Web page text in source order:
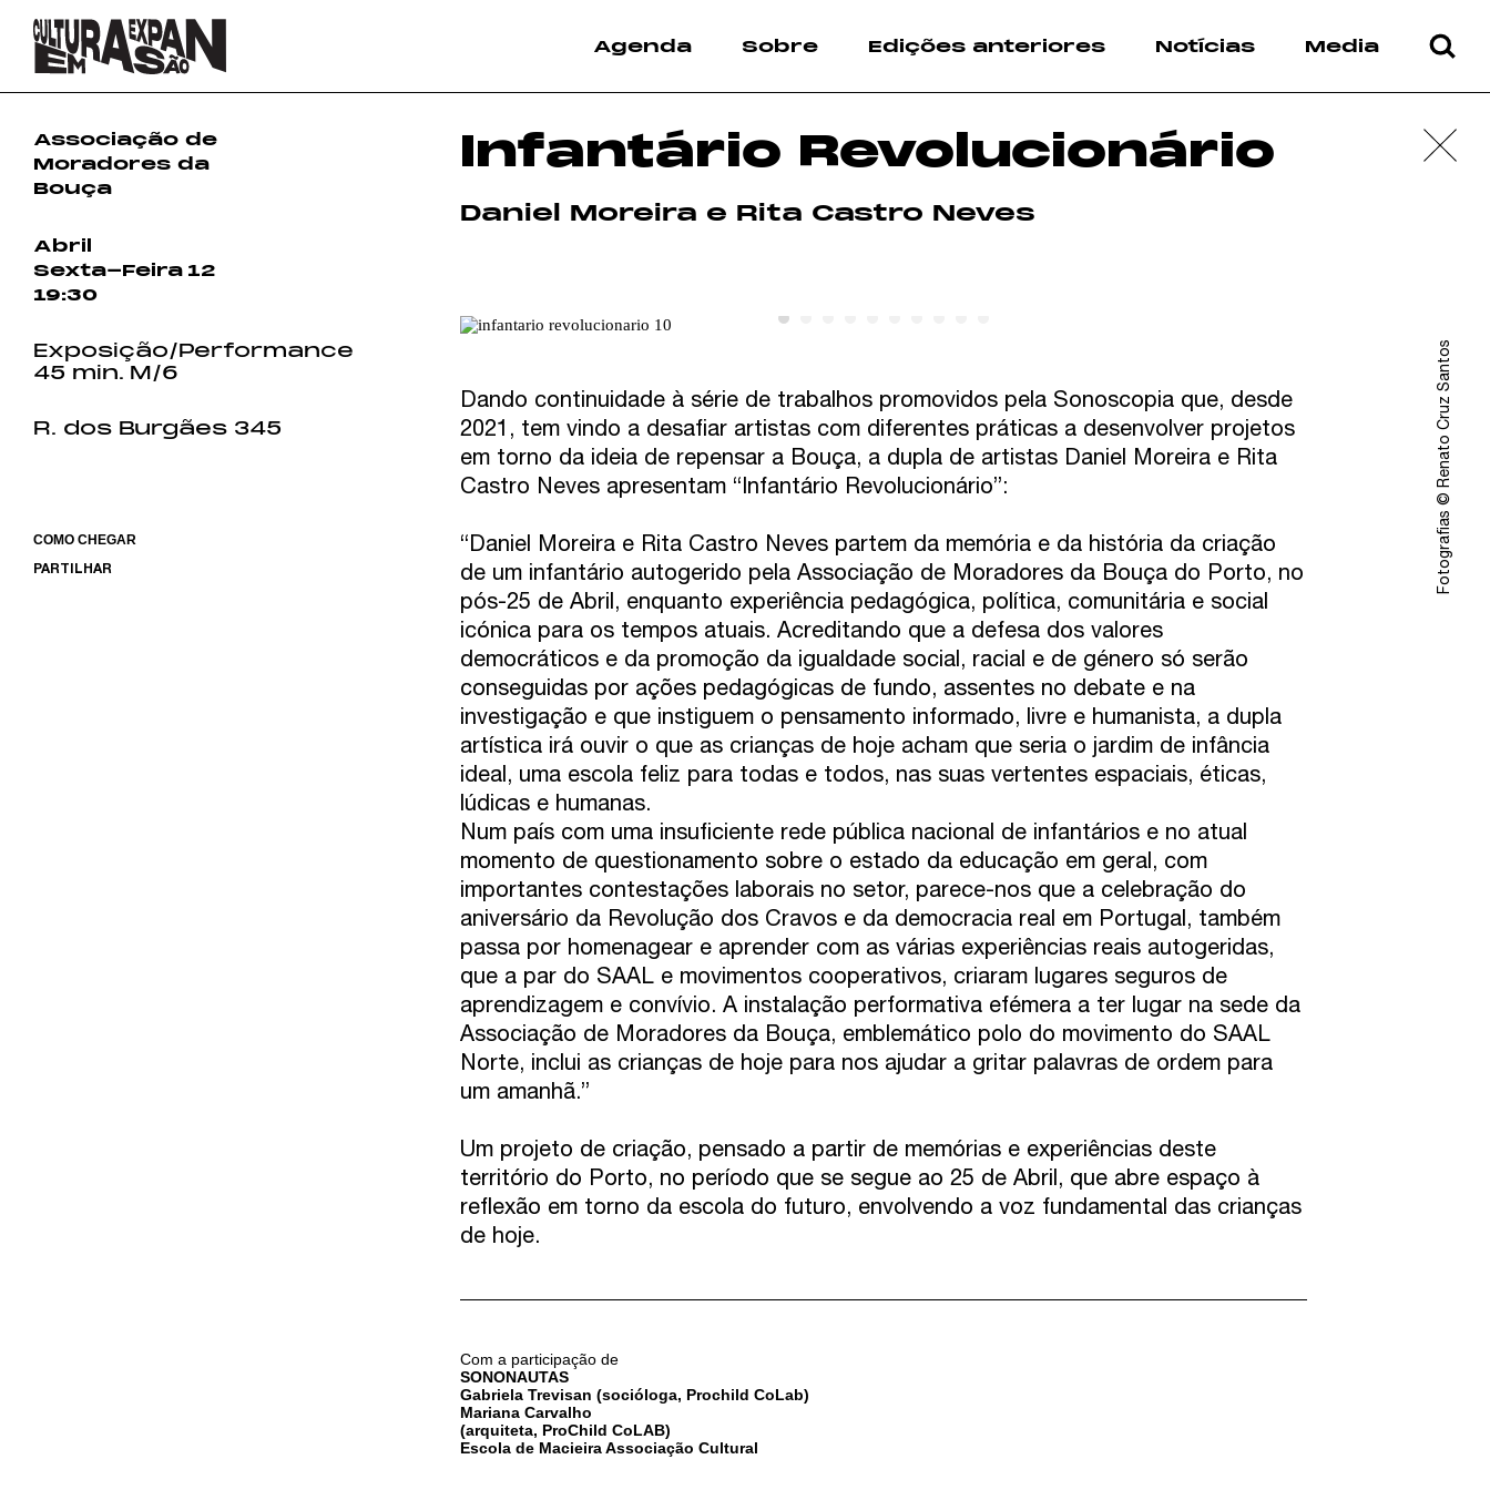
Agenda Sobre Edições anteriores Notícias Media
Associação de
Moradores da
Bouça
Abril
Sexta-Feira 12
19:30
Exposição/​Performance
45 min. M/6
R. dos Burgães 345
COMO CHEGAR
PARTILHAR
Infantário Revolucionário
Daniel Moreira e Rita Castro Neves
Dando continuidade à série de trabalhos promovidos pela Sonoscopia que, desde
2021, tem vindo a desafiar artistas com diferentes práticas a desenvolver projetos
em torno da ideia de repensar a Bouça, a dupla de artistas Daniel Moreira e Rita
Castro Neves apresentam “Infantário Revolucionário”:
“Daniel Moreira e Rita Castro Neves partem da memória e da história da criação
de um infantário autogerido pela Associação de Moradores da Bouça do Porto, no
pós-25 de Abril, enquanto experiência pedagógica, política, comunitária e social
icónica para os tempos atuais. Acreditando que a defesa dos valores
democráticos e da promoção da igualdade social, racial e de género só serão
conseguidas por ações pedagógicas de fundo, assentes no debate e na
investigação e que instiguem o pensamento informado, livre e humanista, a dupla
artística irá ouvir o que as crianças de hoje acham que seria o jardim de infância
ideal, uma escola feliz para todas e todos, nas suas vertentes espaciais, éticas,
lúdicas e humanas.
Num país com uma insuficiente rede pública nacional de infantários e no atual
momento de questionamento sobre o estado da educação em geral, com
importantes contestações laborais no setor, parece-nos que a celebração do
aniversário da Revolução dos Cravos e da democracia real em Portugal, também
passa por homenagear e aprender com as várias experiências reais autogeridas,
que a par do SAAL e movimentos cooperativos, criaram lugares seguros de
aprendizagem e convívio. A instalação performativa efémera a ter lugar na sede da
Associação de Moradores da Bouça, emblemático polo do movimento do SAAL
Norte, inclui as crianças de hoje para nos ajudar a gritar palavras de ordem para
um amanhã.”
Um projeto de criação, pensado a partir de memórias e experiências deste
território do Porto, no período que se segue ao 25 de Abril, que abre espaço à
reflexão em torno da escola do futuro, envolvendo a voz fundamental das crianças
de hoje.
Com a participação de
SONONAUTAS
Gabriela Trevisan (socióloga, Prochild CoLab)
Mariana Carvalho
(arquiteta, ProChild CoLAB)
Escola de Macieira Associação Cultural
Fotografias © Renato Cruz Santos